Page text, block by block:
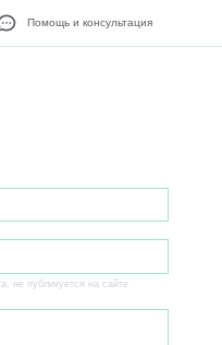
Помощь и консультация
не публикуется на сайте